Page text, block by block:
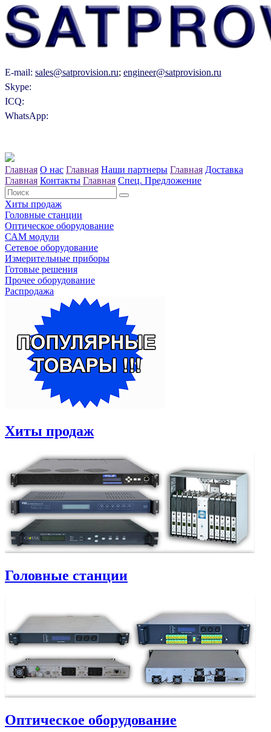
E-mail: sales@satprovision.ru; engineer@satprovision.ru
Skype:
ICQ:
WhatsApp:
Главная О нас Главная Наши партнеры Главная Доставка
Главная Контакты Главная Спец. Предложение
Хиты продаж
Головные станции
Оптическое оборудование
САM модули
Сетевое оборудование
Измерительные приборы
Готовые решения
Прочее оборудование
Распродажа
Хиты продаж
Головные станции
Оптическое оборудование